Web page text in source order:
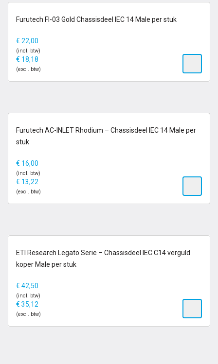
op voorraad
Furutech FI-03 Gold Chassisdeel IEC 14 Male per stuk
€ 22,00
(incl. btw)
€ 18,18
(excl. btw)
op voorraad
Furutech AC-INLET Rhodium – Chassisdeel IEC 14 Male per
stuk
€ 16,00
(incl. btw)
€ 13,22
(excl. btw)
op voorraad
ETI Research Legato Serie – Chassisdeel IEC C14 verguld
koper Male per stuk
€ 42,50
(incl. btw)
€ 35,12
(excl. btw)